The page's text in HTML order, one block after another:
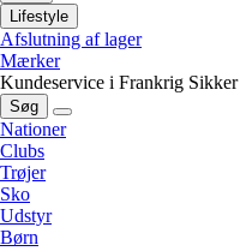
Lifestyle
Afslutning af lager
Mærker
Kundeservice i Frankrig
Søg
Nationer
Clubs
Trøjer
Sko
Udstyr
Børn